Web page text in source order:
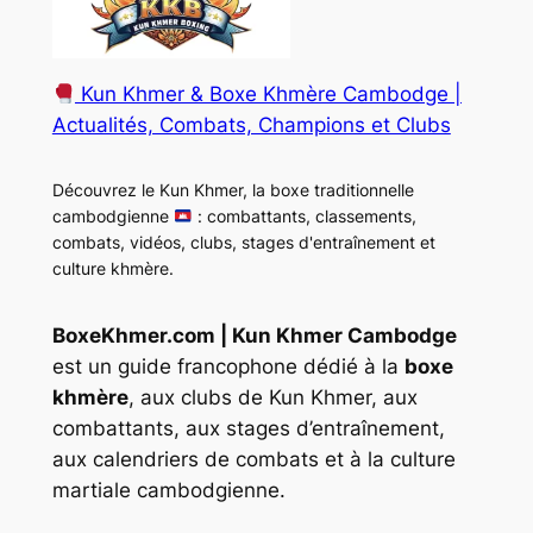
Kun Khmer & Boxe Khmère Cambodge |
Actualités, Combats, Champions et Clubs
Découvrez le Kun Khmer, la boxe traditionnelle
cambodgienne
: combattants, classements,
combats, vidéos, clubs, stages d'entraînement et
culture khmère.
BoxeKhmer.com | Kun Khmer Cambodge
est un guide francophone dédié à la boxe
khmère, aux clubs de Kun Khmer, aux
combattants, aux stages d’entraînement,
aux calendriers de combats et à la culture
martiale cambodgienne.